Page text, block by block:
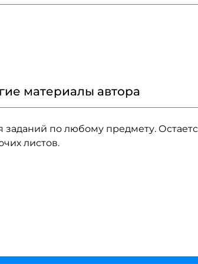
материалы автора
по любому предмету.
листов.